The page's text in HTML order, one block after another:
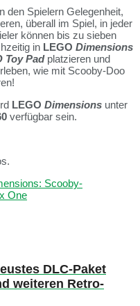
den Spielern Gelegenheit,
überall im Spiel, in jeder
können bis zu sieben
in LEGO Dimensions
Toy Pad platzieren und
wie mit Scooby-Doo
LEGO Dimensions unter
verfügbar sein.
Scooby-
One
DLC-Paket
weiteren Retro-